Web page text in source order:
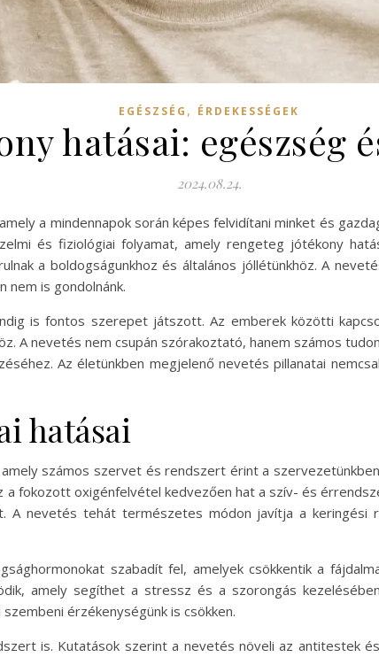
EGÉSZSÉG , ÉRDEKESSÉGEK
hatásai: egészség
2024.08.24.
a mindennapok során képes felvidítani minket és
és fiziológiai folyamat, amely rengeteg jótékony
a boldogságunkhoz és általános jóllétünkhöz. A
nem is gondolnánk.
is fontos szerepet játszott. Az emberek közötti
A nevetés nem csupán szórakoztató, hanem számos
Az életünkben megjelenő nevetés pillanatai
hatásai
számos szervet és rendszert érint a
a fokozott oxigénfelvétel kedvezően hat a szív- és
A nevetés tehát természetes módon javítja a keringési
szabadít fel, amelyek csökkentik a
amely segíthet a stressz és a szorongás
érzékenységünk is csökken.
is. Kutatások szerint a nevetés növeli az antitestek